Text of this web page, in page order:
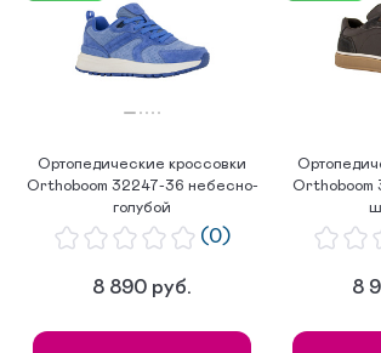
Ортопедические кроссовки
Orthoboom 32247-36 небесно-
голубой
(0)
8 890 руб.
Orthoboom
8